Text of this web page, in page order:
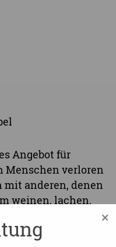
Angebot für
Menschen verloren
mit anderen, denen
weinen, lachen,
ab 14:00 Uhr
×